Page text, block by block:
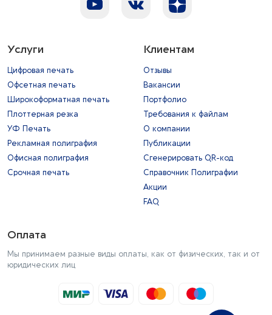
Услуги
Цифровая печать
Офсетная печать
Широкоформатная печать
Плоттерная резка
УФ Печать
Рекламная полиграфия
Офисная полиграфия
Срочная печать
Клиентам
Отзывы
Вакансии
Портфолио
Требования к файлам
О компании
Публикации
Сгенерировать QR-код
Справочник Полиграфии
Акции
FAQ
Оплата
Мы принимаем разные виды оплаты, как от физических, так и от
юридических лиц